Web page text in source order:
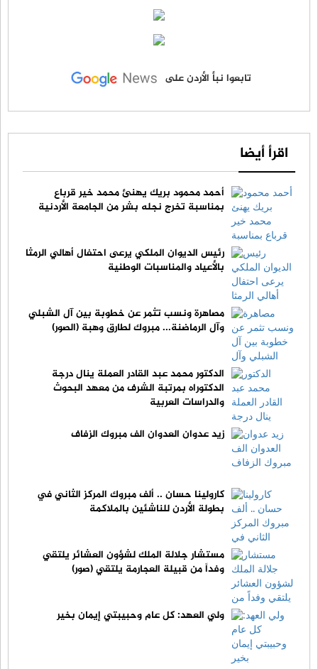
تابعوا نبأ الأردن على
اقرأ أيضا
أحمد محمود بريك يهنئ محمد خير قرباع
بمناسبة تخرج نجله بشر من الجامعة الأردنية
رئيس الديوان الملكي يرعى احتفال أهالي الرمثا
بالأعياد والمناسبات الوطنية
مصاهرة ونسب تثمر عن خطوبة بين آل الشبلي
وآل الرماضنة... مبروك لطارق وهبة (الصور)
الدكتور محمد عبد القادر العملة ينال درجة
الدكتوراه بمرتبة الشرف من معهد البحوث
والدراسات العربية
زيد عدوان العدوان الف مبروك الزفاف
كارولينا حسان .. ألف مبروك المركز الثاني في
بطولة الأردن للناشئين بالملاكمة
مستشار جلالة الملك لشؤون العشائر يلتقي
وفداً من قبيلة العجارمة يلتقي (صور)
ولي العهد: كل عام وحبيبتي إيمان بخير